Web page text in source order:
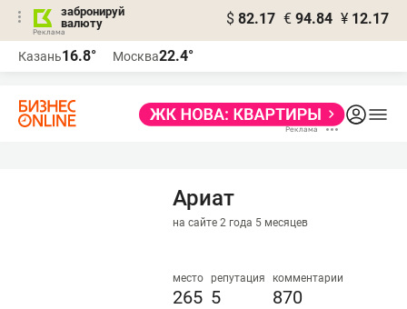
забронируй
валюту
$ 82.17 € 94.84 ¥ 12.17
Казань16.8° Москва22.4°
Ариат
на сайте 2 года 5 месяцев
место
265
репутация
5
комментарии
870